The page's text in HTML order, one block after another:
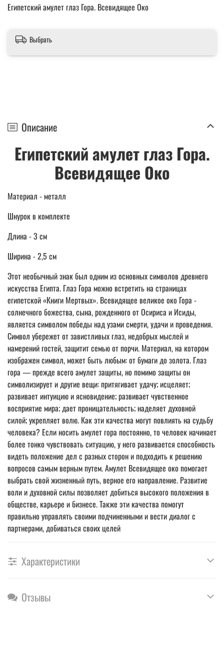
Египетский амулет глаз Гора. Всевидящее Око
Выбрать
Описание
Египетский амулет глаз Гора.
Всевидящее Око
Материал - металл
Шнурок в комплекте
Длина - 3 см
Ширина - 2,5 см
Этот необычный знак был одним из основных символов древнего
искусства Египта. Глаз Гора можно встретить на страницах
египетской «Книги Мертвых». Всевидящее великое око Гора -
солнечного божества, сына, рожденного от Осириса и Исиды,
является символом победы над узами смерти, удачи и проведения.
Символ убережет от завистливых глаз, недобрых мыслей и
намерений гостей, защитит семью от порчи. Материал, на котором
изображен символ, может быть любым: от бумаги до золота. Глаз
гора — прежде всего амулет защиты, но помимо защиты он
символизирует и другие вещи: притягивает удачу; исцеляет;
развивает интуицию и ясновидение; развивает чувственное
восприятие мира; дает проницательность; наделяет духовной
силой; укрепляет волю. Как эти качества могут повлиять на судьбу
человека? Если носить амулет гора постоянно, то человек начинает
более тонко чувствовать ситуацию, у него развивается способность
видеть положение дел с разных сторон и подходить к решению
вопросов самым верным путем. Амулет Всевидящее око помогает
выбрать свой жизненный путь, верное его направление. Развитие
воли и духовной силы позволяет добиться высокого положения в
обществе, карьере и бизнесе. Также эти качества помогут
правильно управлять своими подчиненными и вести диалог с
партнерами, добиваться своих целей
Характеристики
Отзывы